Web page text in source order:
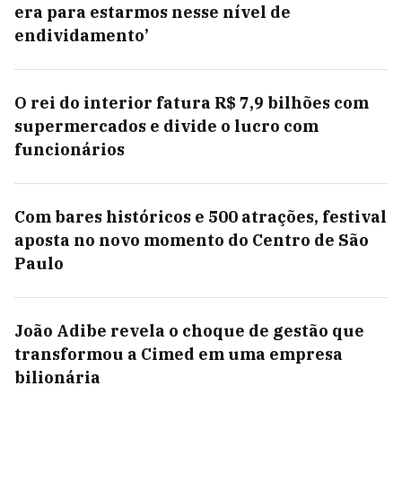
era para estarmos nesse nível de
endividamento’
O rei do interior fatura R$ 7,9 bilhões com
supermercados e divide o lucro com
funcionários
Com bares históricos e 500 atrações, festival
aposta no novo momento do Centro de São
Paulo
João Adibe revela o choque de gestão que
transformou a Cimed em uma empresa
bilionária